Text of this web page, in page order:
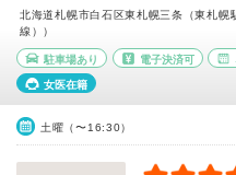
北海道札幌市白石区東札幌三条（東札
線））
駐車場あり 電子決済可
女医在籍
土曜（〜16:30）